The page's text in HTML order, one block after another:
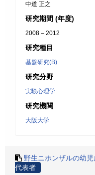
中道 正之
研究期間 (年度)
2008 – 2012
研究種目
基盤研究(B)
研究分野
実験心理学
研究機関
大阪大学
野生ニホンザルの幼
代表者